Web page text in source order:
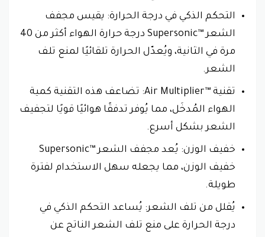
التحكم الذكي في درجة الحرارة: يقيس مجفف
الشعر Supersonic™‎ درجة حرارة الهواء أكثر من 40
مرة في الثانية، ويُعدّل الحرارة تلقائيًا لمنع تلف
الشعر.
تقنية Air Multiplier™‎: تضاعف هذه التقنية كمية
الهواء المُدخَل، مما يُوفر تدفقًا هوائيًا قويًا لتجفيف
الشعر بشكل أسرع.
خفيف الوزن: يُعد مجفف الشعر Supersonic™‎
خفيف الوزن، مما يجعله سهل الاستخدام لفترة
طويلة.
يُقلل من تلف الشعر: يُساعد التحكم الذكي في
درجة الحرارة على منع تلف الشعر الناتج عن